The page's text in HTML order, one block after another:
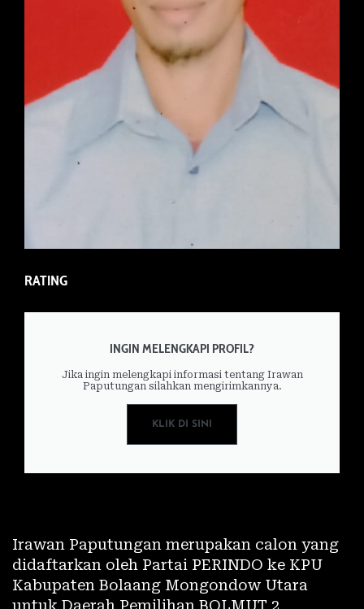
RATING
INGIN MELENGKAPI PROFIL?
Jika ingin melengkapi informasi tentang Irawan
Paputungan silahkan mengirimkannya.
KLIK DI SINI
Irawan Paputungan merupakan calon yang
didaftarkan oleh Partai PERINDO ke KPU
Kabupaten Bolaang Mongondow Utara
untuk Daerah Pemilihan BOLMUT 2